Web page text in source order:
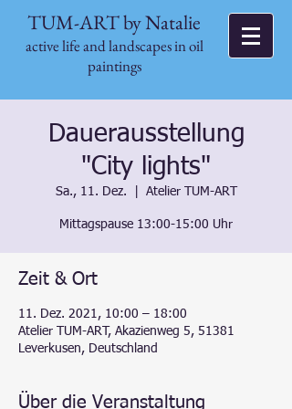
TUM-ART by Natalie
active life and landscapes in oil
paintings
Dauerausstellung
"City lights"
Sa., 11. Dez. Atelier TUM-ART
Mittagspause 13:00-15:00 Uhr
Zeit & Ort
11. Dez. 2021, 10:00 – 18:00
Atelier TUM-ART, Akazienweg 5, 51381
Leverkusen, Deutschland
Über die Veranstaltung